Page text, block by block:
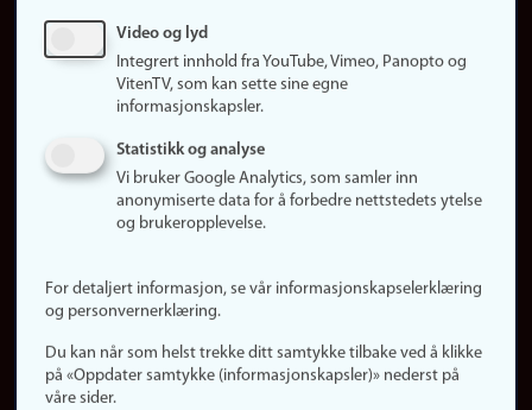
Om nettstedet
Informasjonskapsler
Personvern
Logg inn
Video og lyd
Integrert innhold fra YouTube, Vimeo, Panopto og
VitenTV, som kan sette sine egne
informasjonskapsler.
Statistikk og analyse
Vi bruker Google Analytics, som samler inn
anonymiserte data for å forbedre nettstedets ytelse
og brukeropplevelse.
For detaljert informasjon, se vår informasjonskapselerklæring
og personvernerklæring.
Du kan når som helst trekke ditt samtykke tilbake ved å klikke
på «Oppdater samtykke (informasjonskapsler)» nederst på
våre sider.